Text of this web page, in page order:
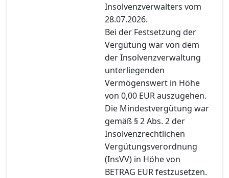
Insolvenzverwalters vom
28.07.2026.
Bei der Festsetzung der
Vergütung war von dem
der Insolvenzverwaltung
unterliegenden
Vermögenswert in Höhe
von 0,00 EUR auszugehen.
Die Mindestvergütung war
gemäß § 2 Abs. 2 der
Insolvenzrechtlichen
Vergütungsverordnung
(InsVV) in Höhe von
BETRAG EUR festzusetzen.